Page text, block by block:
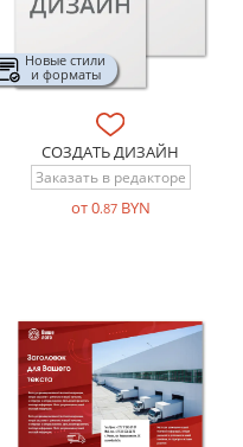
Новые стили
и форматы
СОЗДАТЬ ДИЗАЙН
Заказать в редакторе
от 0.87BYN